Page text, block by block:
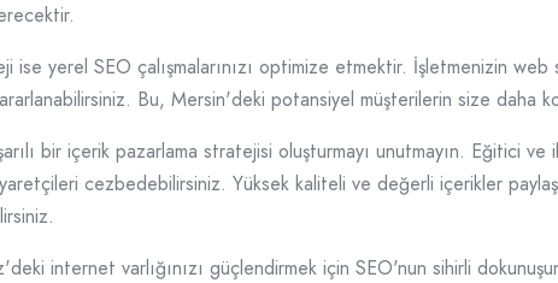
ise yerel SEO çalışmalarınızı optimize etmektir. İşletmenizin
Bu, Mersin'deki potansiyel müşterilerin size daha
bir içerik pazarlama stratejisi oluşturmayı unutmayın. Eğitici
cezbedebilirsiniz. Yüksek kaliteli ve değerli içerikler
internet varlığınızı güçlendirmek için SEO'nun sihirli